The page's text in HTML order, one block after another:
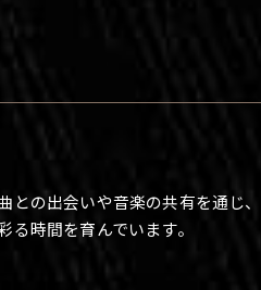
の出会いや音楽の共有を通じ
時間を育んでいます。